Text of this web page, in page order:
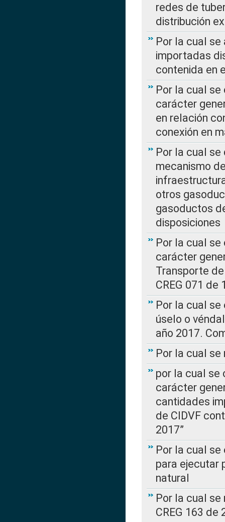
redes de
distribución
Por la cual
importadas
contenida en
Por la cual
carácter
en relación
conexión en
Por la cual se
mecanismo
otros
gasoductos
disposiciones
Por la cual
carácter
Transporte
CREG 071 de
Por la cual
úselo o
año 2017.
Por la cual se
por la cual se
carácter
cantidades
de CIDVF
2017”
Por la cual
para ejecutar
natural
Por la cual
CREG 163 de